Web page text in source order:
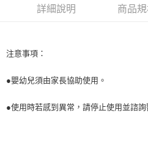
時審查核予不同之上限額度；若仍有額
付款後寶雅門市自取(由倉庫統一出
詳細說明 商品
注意事項：
●嬰幼兒須由家長協助使用。
●使用時若感到異常，請停止使用並諮詢